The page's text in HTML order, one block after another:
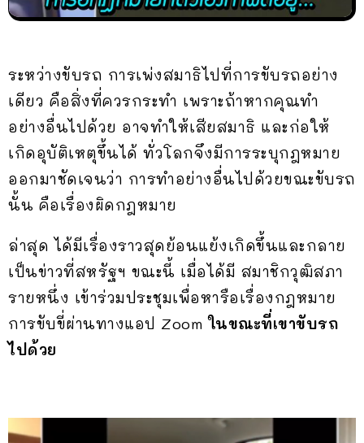
ระหว่างขับรถ การเพ่งสมาธิไปที่การขับรถอย่าง
เดียว คือสิ่งที่ควรกระทำ เพราะถ้าหากคุณทำ
อย่างอื่นไปด้วย อาจทำให้เสียสมาธิ และก่อให้
เกิดอุบัติเหตุขึ้นได้ ทั่วโลกจึงมีการระบุกฎหมาย
ออกมาชัดเจนว่า การทำอย่างอื่นไปด้วยขณะขับรถ
นั้น คือเรื่องผิดกฎหมาย
ล่าสุด ได้มีเรื่องราวสุดย้อนแย้งเกิดขึ้นและกลาย
เป็นข่าวที่สหรัฐฯ ขณะนี้ เมื่อได้มี สมาชิกวุฒิสภา
รายหนึ่ง เข้าร่วมประชุมเพื่อหารือเรื่องกฎหมาย
การขับขี่ผ่านทางแอป Zoomในขณะที่เขาขับรถ
ไปด้วย